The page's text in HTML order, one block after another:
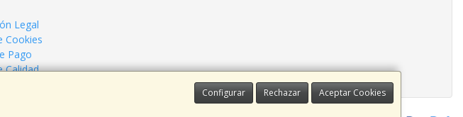
Configurar Rechazar Aceptar Cookies
Legal
Cookies
Pago
Calidad